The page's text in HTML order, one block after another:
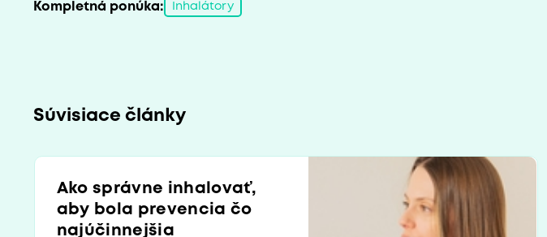
Kompletná ponúka: Inhalátory
Súvisiace články
Ako správne inhalovať,
aby bola prevencia čo
najúčinnejšia